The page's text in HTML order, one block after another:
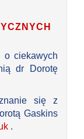
o ciekawych
dr Dorotę
się z
Gaskins
.